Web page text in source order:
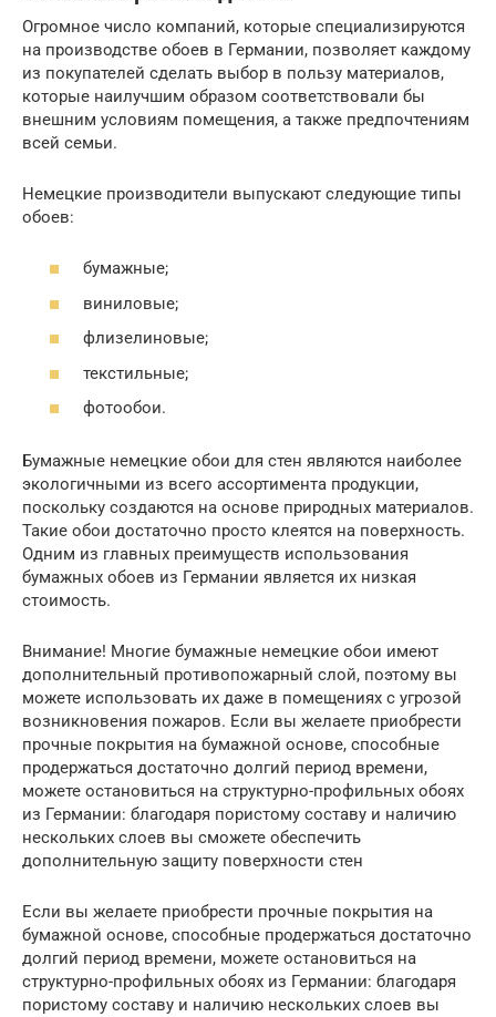
Огромное число компаний, которые специализируются
на производстве обоев в Германии, позволяет каждому
из покупателей сделать выбор в пользу материалов,
которые наилучшим образом соответствовали бы
внешним условиям помещения, а также предпочтениям
всей семьи.
Немецкие производители выпускают следующие типы
обоев:
бумажные;
виниловые;
флизелиновые;
текстильные;
фотообои.
Бумажные немецкие обои для стен являются наиболее
экологичными из всего ассортимента продукции,
поскольку создаются на основе природных материалов.
Такие обои достаточно просто клеятся на поверхность.
Одним из главных преимуществ использования
бумажных обоев из Германии является их низкая
стоимость.
Внимание! Многие бумажные немецкие обои имеют
дополнительный противопожарный слой, поэтому вы
можете использовать их даже в помещениях с угрозой
возникновения пожаров. Если вы желаете приобрести
прочные покрытия на бумажной основе, способные
продержаться достаточно долгий период времени,
можете остановиться на структурно-профильных обоях
из Германии: благодаря пористому составу и наличию
нескольких слоев вы сможете обеспечить
дополнительную защиту поверхности стен
Если вы желаете приобрести прочные покрытия на
бумажной основе, способные продержаться достаточно
долгий период времени, можете остановиться на
структурно-профильных обоях из Германии: благодаря
пористому составу и наличию нескольких слоев вы